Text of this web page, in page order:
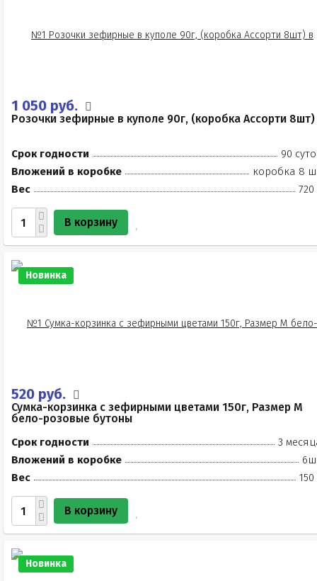
1 050 руб.
Розочки зефирные в куполе 90г, (коробка Ассорти 8шт)
Срок годности
90
Вложений в коробке
коробка 8
Вес
720
В корзину
Новинка
520 руб.
Сумка-корзинка с зефирными цветами 150г, Размер М
бело-розовые бутоны
Срок годности
3
Вложений в коробке
Вес
150
В корзину
Новинка